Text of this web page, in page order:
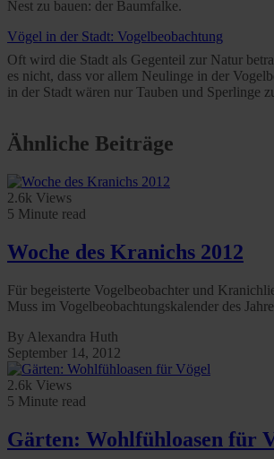
Nest zu bauen: der Baumfalke.
Vögel in der Stadt: Vogelbeobachtung
Oft wird die Stadt als Gegenteil zur Natur
es nicht, dass vor allem Neulinge in der
in der Stadt wären nur Tauben und Sperlinge
Ähnliche Beiträge
2.6k Views
5 Minute read
Woche des Kranichs 2012
Für begeisterte Vogelbeobachter und
Muss im Vogelbeobachtungskalender des
By Alexandra Huth
September 14, 2012
2.6k Views
5 Minute read
Gärten: Wohlfühloasen für